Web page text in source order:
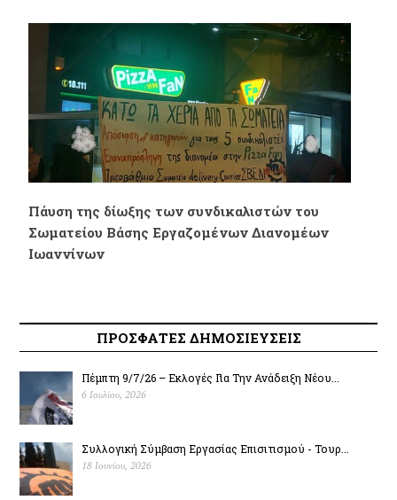
Πάυση της δίωξης των συνδικαλιστών του
Σωματείου Βάσης Εργαζομένων Διανομέων
Ιωαννίνων
ΠΡΟΣΦΑΤΕΣ ΔΗΜΟΣΙΕΥΣΕΙΣ
Πέμπτη 9/7/26 – Εκλογές Για Την Ανάδειξη Νέου...
6 Ιουλίου, 2026
Συλλογική Σύμβαση Εργασίας Επισιτισμού - Τουρ...
18 Ιουνίου, 2026